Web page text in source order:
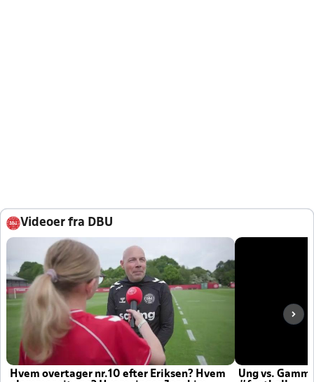
Videoer fra DBU
Hvem overtager nr.10 efter Eriksen? Hvem
Ung vs.